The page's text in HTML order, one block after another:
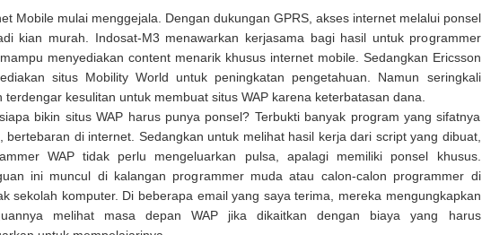
Mobile mulai menggejala. Dengan dukungan GPRS, akses internet melalui ponsel
kian murah. Indosat-M3 menawarkan kerjasama bagi hasil untuk programmer
menyediakan content menarik khusus internet mobile. Sedangkan Ericsson
situs Mobility World untuk peningkatan pengetahuan. Namun seringkali
terdengar kesulitan untuk membuat situs WAP karena keterbatasan dana.
bikin situs WAP harus punya ponsel? Terbukti banyak program yang sifatnya
bertebaran di internet. Sedangkan untuk melihat hasil kerja dari script yang dibuat,
WAP tidak perlu mengeluarkan pulsa, apalagi memiliki ponsel khusus.
ini muncul di kalangan programmer muda atau calon-calon programmer di
sekolah komputer. Di beberapa email yang saya terima, mereka mengungkapkan
melihat masa depan WAP jika dikaitkan dengan biaya yang harus